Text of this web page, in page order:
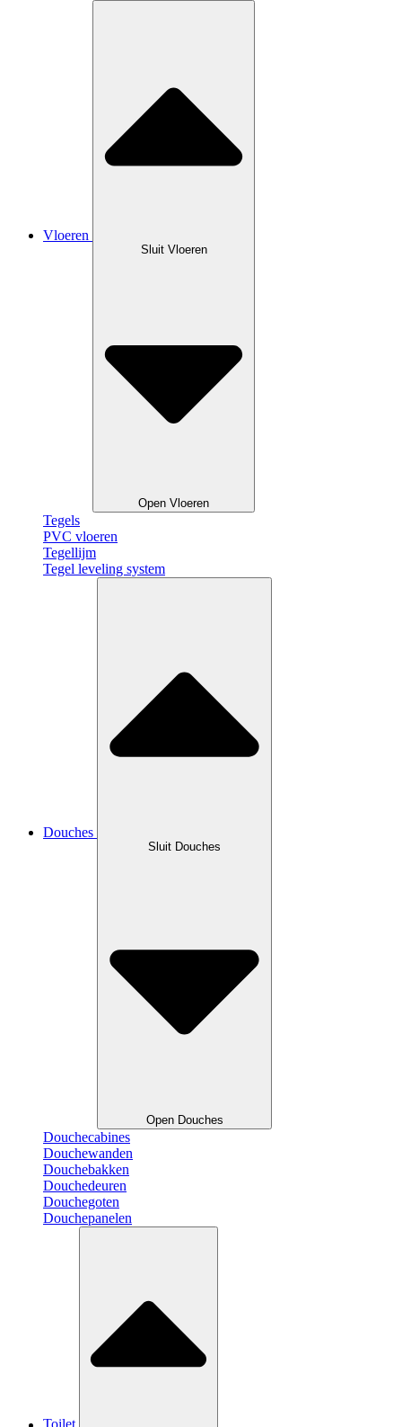
Vloeren
Sluit Vloeren
Open Vloeren
Tegels
PVC vloeren
Tegellijm
Tegel leveling system
Douches
Sluit Douches
Open Douches
Douchecabines
Douchewanden
Douchebakken
Douchedeuren
Douchegoten
Douchepanelen